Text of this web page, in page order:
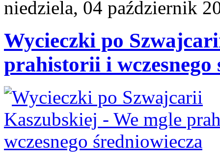
niedziela, 04 październik
Wycieczki po
prahistorii i wczesnego